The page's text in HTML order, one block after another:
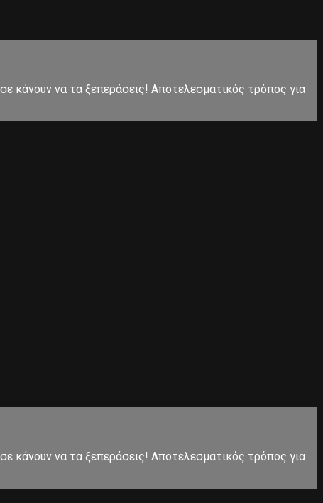
κάνουν να τα ξεπεράσεις! Αποτελεσματικός τρόπος για
κάνουν να τα ξεπεράσεις! Αποτελεσματικός τρόπος για